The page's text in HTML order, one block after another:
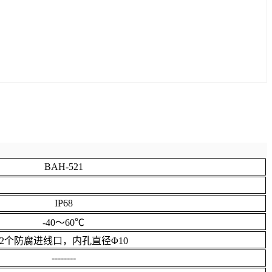
BAH-521
IP68
-40～60℃
个防腐进线口，内孔直径Φ10
--------